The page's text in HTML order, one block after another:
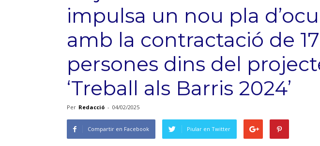
impulsa un nou pla
amb la contractació de 17
persones dins del
‘Treball als Barris 2024’
Per Redacció - 04/02/2025
Compartir en Facebook Piular en Twitter